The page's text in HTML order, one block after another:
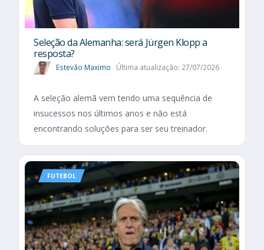
Seleção da Alemanha: será Jürgen Klopp a
resposta?
Estevão Maximo Última atualização: 27/07/2026
A seleção alemã vem tendo uma sequência de
insucessos nos últimos anos e não está
encontrando soluções para ser seu treinador.
FUTEBOL